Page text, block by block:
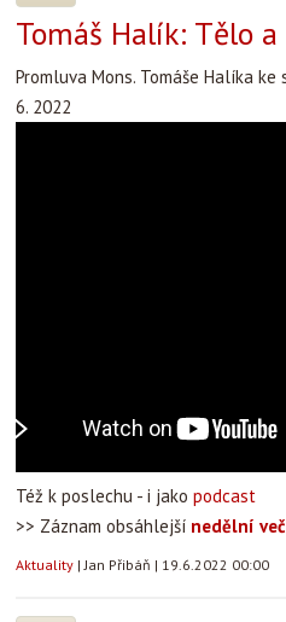
Tomáš Halík: Tělo a
Promluva Mons. Tomáše Halíka
6. 2022
Též k poslechu - i jako podcast
>> Záznam obsáhlejší nedělní
Aktuality |Jan Přibáň | 19.6.2022 00:00